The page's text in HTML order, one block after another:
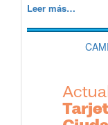
Leer más…